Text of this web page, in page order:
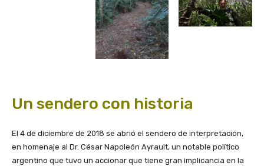
Un sendero con historia
El 4 de diciembre de 2018 se abrió el sendero de interpretación,
en homenaje al Dr. César Napoleón Ayrault, un notable político
argentino que tuvo un accionar que tiene gran implicancia en la